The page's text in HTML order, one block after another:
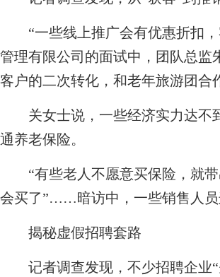
“一些线上推广会有优惠折扣，
管理有限公司的面试中，团队总监
客户的二次转化，和老年旅游团合
关女士说，一些经济实力达不
通养老保险。
“有些老人不愿意买保险，就带
会买了”……暗访中，一些销售人员
揭秘虚假招聘套路
记者调查发现，不少招聘企业“